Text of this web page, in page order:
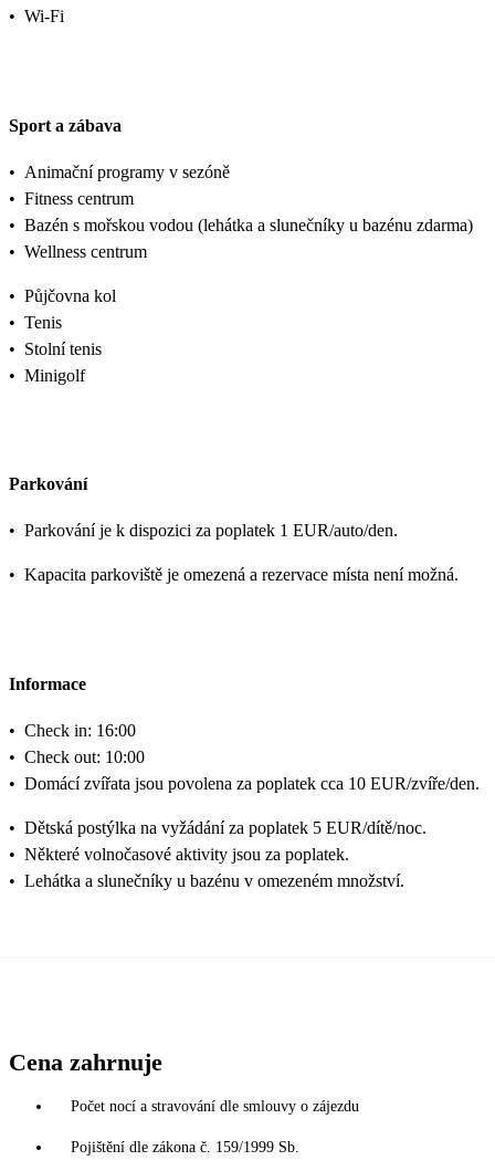
• Wi-Fi
Sport a zábava
• Animační programy v sezóně
• Fitness centrum
• Bazén s mořskou vodou (lehátka a slunečníky u bazénu zdarma)
• Wellness centrum
• Půjčovna kol
• Tenis
• Stolní tenis
• Minigolf
Parkování
• Parkování je k dispozici za poplatek 1 EUR/auto/den.
• Kapacita parkoviště je omezená a rezervace místa není možná.
Informace
• Check in: 16:00
• Check out: 10:00
• Domácí zvířata jsou povolena za poplatek cca 10 EUR/zvíře/den.
• Dětská postýlka na vyžádání za poplatek 5 EUR/dítě/noc.
• Některé volnočasové aktivity jsou za poplatek.
• Lehátka a slunečníky u bazénu v omezeném množství.
Cena zahrnuje
Počet nocí a stravování dle smlouvy o zájezdu
Pojištění dle zákona č. 159/1999 Sb.